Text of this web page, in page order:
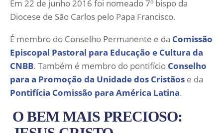
Em 22 de junho 2016 foi nomeado 7º bispo da
Diocese de São Carlos pelo Papa Francisco.
É membro do Conselho Permanente e da Comissão
Episcopal Pastoral para Educação e Cultura da
CNBB. Também é membro do pontifício Conselho
para a Promoção da Unidade dos Cristãos e da
Pontifícia Comissão para América Latina.
O BEM MAIS PRECIOSO: